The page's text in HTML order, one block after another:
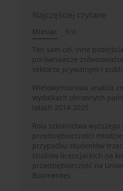
Najczęściej czytane
Miesiąc
Rok
Ten sam cel, inne
porównawcze
sektorze prywatnym i
Wielowymiarowa analiza
wydatkach obronnych
latach 2014-2025
Rola szkolnictwa
przedsiębiorczości
przypadku studentów
studiów licencjackich na
przedsiębiorczość na
Boumerdes